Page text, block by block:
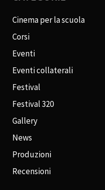
Cinema per la scuola
Corsi
Eventi
Eventi collaterali
Festival
Festival 320
Gallery
News
Produzioni
Recensioni